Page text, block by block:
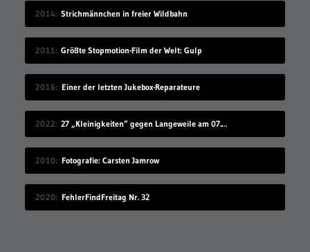
2014 Strichmännchen in freier Wildbahn
2011 Größte Stopmotion-Film der Welt: Gulp
2016 Einer der letzten Jukebox-Reparateure
2022 27 „Kleinigkeiten“ gegen Langeweile am 07.08.2022
2010 Fotografie: Carsten Jamrow
2020 FehlerFindFreitag Nr. 32